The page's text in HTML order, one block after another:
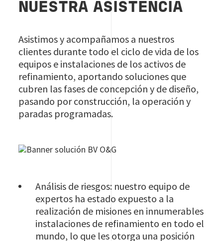
NUESTRA ASISTENCIA
Asistimos y acompañamos a nuestros
clientes durante todo el ciclo de vida de los
equipos e instalaciones de los activos de
refinamiento, aportando soluciones que
cubren las fases de concepción y de diseño,
pasando por construcción, la operación y
paradas programadas.
Image
Análisis de riesgos: nuestro equipo de
expertos ha estado expuesto a la
realización de misiones en innumerables
instalaciones de refinamiento en todo el
mundo, lo que les otorga una posición